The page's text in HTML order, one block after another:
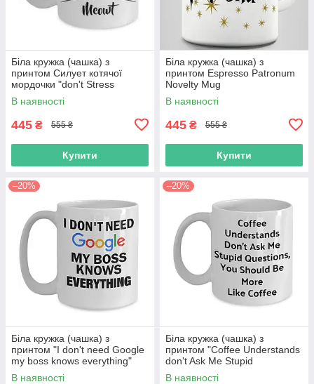
Біла кружка (чашка) з
принтом Силует котячої
мордочки "don't Stress
Meowt"
В наявності
445 ₴ 555 ₴
Купити
Біла кружка (чашка) з
принтом Espresso Patronum
Novelty Mug
В наявності
445 ₴ 555 ₴
Купити
–20%
Біла кружка (чашка) з
принтом "I don't need Google
my boss knows everything"
В наявності
–20%
Біла кружка (чашка) з
принтом "Coffee Understands
don't Ask Me Stupid
Questions"
В наявності